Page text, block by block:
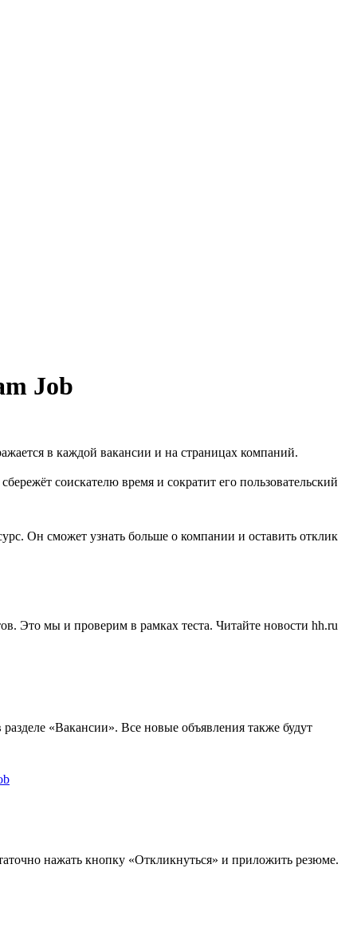
Job
в каждой вакансии и на страницах компаний.
соискателю время и сократит его пользовательский
Он сможет узнать больше о компании и оставить отклик
Это мы и проверим в рамках теста. Читайте новости hh.ru
«Вакансии». Все новые объявления также будут
нажать кнопку «Откликнуться» и приложить резюме.